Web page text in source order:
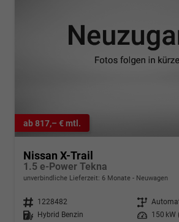
ab 817,– € mtl.
Nissan X-Trail
1.5 e-Power Tekna
unverbindliche Lieferzeit: 6 Monate Neuwagen
Fahrzeugnr. 1228482 Getriebe
Kraftstoff
Hybrid Benzin Leistung 150 kW